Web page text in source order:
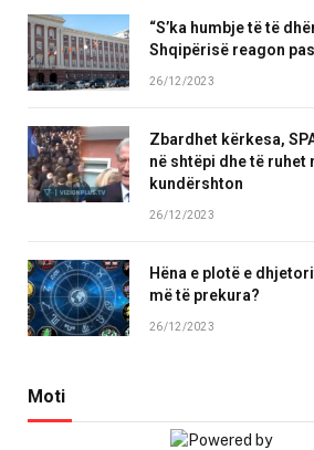
“S’ka humbje të të
Shqipërisë reagon
26/12/2023
Zbardhet kërkesa,
në shtëpi dhe të ruhet
kundërshton
26/12/2023
Hëna e plotë e
më të prekura?
26/12/2023
Moti